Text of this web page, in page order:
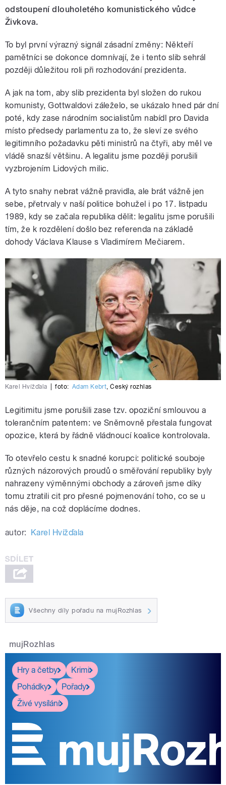
odstoupení dlouholetého komunistického vůdce
Živkova.
To byl první výrazný signál zásadní změny: Někteří
pamětníci se dokonce domnívají, že i tento slib sehrál
později důležitou roli při rozhodování prezidenta.
A jak na tom, aby slib prezidenta byl složen do rukou
komunisty, Gottwaldovi záleželo, se ukázalo hned pár dní
poté, kdy zase národním socialistům nabídl pro Davida
místo předsedy parlamentu za to, že sleví ze svého
legitimního požadavku pěti ministrů na čtyři, aby měl ve
vládě snazší většinu. A legalitu jsme později porušili
vyzbrojením Lidových milic.
A tyto snahy nebrat vážně pravidla, ale brát vážně jen
sebe, přetrvaly v naší politice bohužel i po 17. listpadu
1989, kdy se začala republika dělit: legalitu jsme porušili
tím, že k rozdělení došlo bez referenda na základě
dohody Václava Klause s Vladimírem Mečiarem.
Karel Hvížďala foto: Adam Kebrt ,Český rozhlas
Legitimitu jsme porušili zase tzv. opoziční smlouvou a
tolerančním patentem: ve Sněmovně přestala fungovat
opozice, která by řádně vládnoucí koalice kontrolovala.
To otevřelo cestu k snadné korupci: politické souboje
různých názorových proudů o směřování republiky byly
nahrazeny výměnnými obchody a zároveň jsme díky
tomu ztratili cit pro přesné pojmenování toho, co se u
nás děje, na což doplácíme dodnes.
autor: Karel Hvížďala
Všechny díly pořadu na mujRozhlas
mujRozhlas
Hry a četby
Krimi
Pohádky
Pořady
Živé vysílání